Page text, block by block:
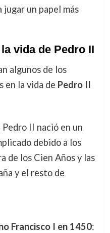
un papel más
vida de Pedro II
algunos de los
en la vida de Pedro II
Pedro II nació en un
debido a los
de los Cien Años y las
y el resto de
Francisco I en 1450: